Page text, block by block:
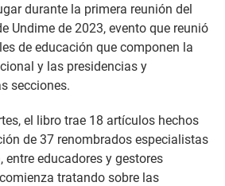
durante la primera reunión del
Undime de 2023, evento que reunió
de educación que componen la
y las presidencias y
secciones.
el libro trae 18 artículos hechos
de 37 renombrados especialistas
entre educadores y gestores
tratando sobre las